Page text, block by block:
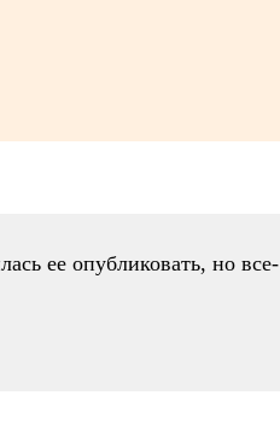
ее опубликовать, но все-